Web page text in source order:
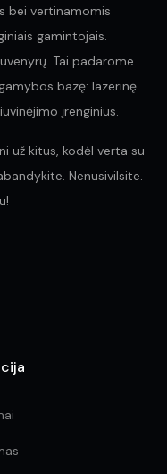
bei vertinamomis
gamintojais.
Tai padarome
bazę: lazerinę
įrenginius.
už kitus, kodėl verta su
Nenusivilsite.